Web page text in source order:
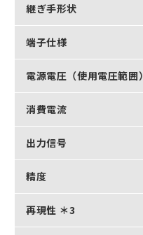
継ぎ手形状
端子仕様
電源電圧（使用電圧範囲）
消費電流
出力信号
精度
再現性 ＊3